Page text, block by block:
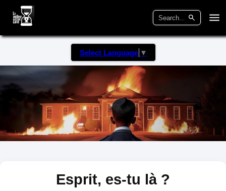
Select Language ▼
Esprit, es-tu là ?